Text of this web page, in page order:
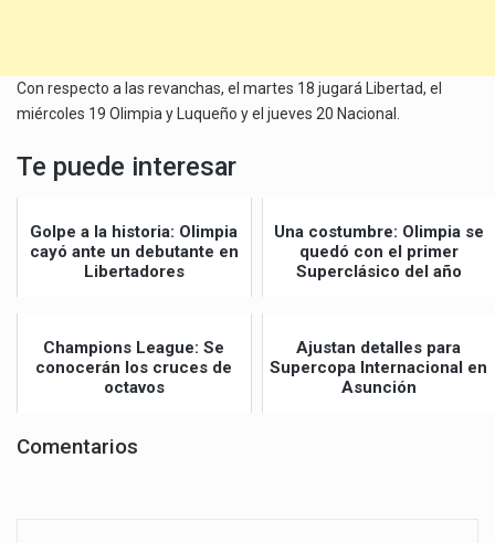
Con respecto a las revanchas, el martes 18 jugará Libertad, el
miércoles 19 Olimpia y Luqueño y el jueves 20 Nacional.
Te puede interesar
Golpe a la historia: Olimpia
cayó ante un debutante en
Libertadores
Una costumbre: Olimpia se
quedó con el primer
Superclásico del año
Champions League: Se
conocerán los cruces de
octavos
Ajustan detalles para
Supercopa Internacional en
Asunción
Comentarios